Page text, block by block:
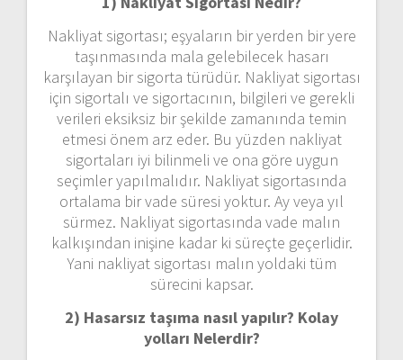
Nakliyat sigortası; eşyaların bir yerden bir yere
taşınmasında mala gelebilecek hasarı
karşılayan bir sigorta türüdür. Nakliyat sigortası
için sigortalı ve sigortacının, bilgileri ve gerekli
verileri eksiksiz bir şekilde zamanında temin
etmesi önem arz eder. Bu yüzden nakliyat
sigortaları iyi bilinmeli ve ona göre uygun
seçimler yapılmalıdır. Nakliyat sigortasında
ortalama bir vade süresi yoktur. Ay veya yıl
sürmez. Nakliyat sigortasında vade malın
kalkışından inişine kadar ki süreçte geçerlidir.
Yani nakliyat sigortası malın yoldaki tüm
sürecini kapsar.
2) Hasarsız taşıma nasıl yapılır? Kolay
yolları Nelerdir?